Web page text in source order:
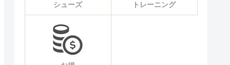
シューズ トレーニング